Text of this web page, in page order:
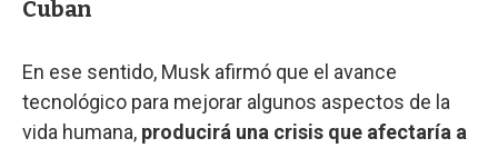
Cuban
En ese sentido, Musk afirmó que el avance
tecnológico para mejorar algunos aspectos de la
vida humana, producirá una crisis que afectaría a